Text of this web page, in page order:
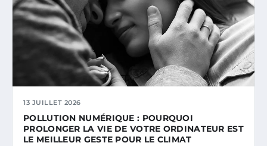
13 JUILLET 2026
POLLUTION NUMÉRIQUE : POURQUOI
PROLONGER LA VIE DE VOTRE ORDINATEUR EST
LE MEILLEUR GESTE POUR LE CLIMAT